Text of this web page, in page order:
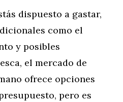
dispuesto a gastar,
como el
y posibles
el mercado de
ofrece opciones
pero es